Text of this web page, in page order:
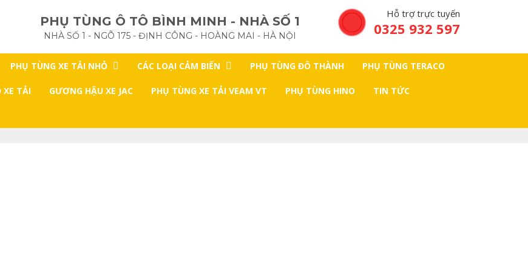
PHỤ TÙNG Ô TÔ BÌNH MINH - NHÀ SỐ 1
NHÀ SỐ 1 - NGÕ 175 - ĐỊNH CÔNG - HOÀNG MAI - HÀ NỘI
Hỗ trợ trực tuyến
0325 932 597
PHỤ TÙNG XE TẢI NHỎ CÁC LOẠI CẢM BIẾN PHỤ TÙNG ĐÔ THÀNH PHỤ TÙNG TERACO
XE TẢI GƯƠNG HẬU XE JAC PHỤ TÙNG XE TẢI VEAM VT PHỤ TÙNG HINO TIN TỨC